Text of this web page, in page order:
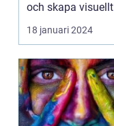
och skapa visuellt
engagerande kon...
18 januari 2024